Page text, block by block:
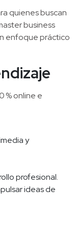
quienes buscan
business
enfoque práctico
% online e
y
profesional.
ideas de